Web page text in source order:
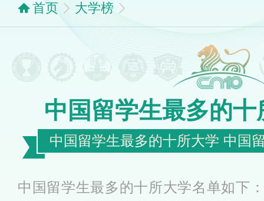
首页 大学榜
中国留学生最多的
中国留学生最多的十所大学 中国
中国留学生最多的十所大学名单如下